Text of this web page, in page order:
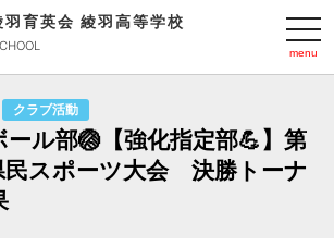
t
o
g
g
a
v
i
羽育英会 綾羽高等学校
クラブ活動
ル部🏐【強化指定部💪】第
民スポーツ大会 決勝トーナ